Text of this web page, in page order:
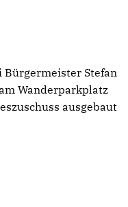
Bürgermeister Stefan
Wanderparkplatz
ausgebaut